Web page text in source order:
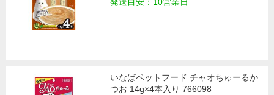
いなばペットフード チャオちゅーるか
つお 14g×4本入り 766098